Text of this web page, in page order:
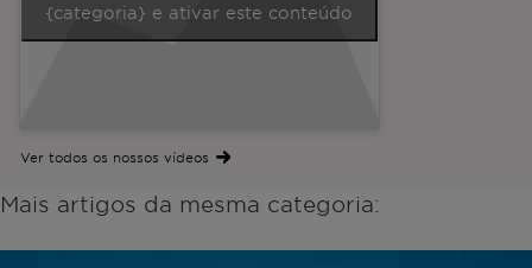
{categoria} e ativar este conteúdo
Ver todos os nossos vídeos
Mais artigos da mesma categoria: